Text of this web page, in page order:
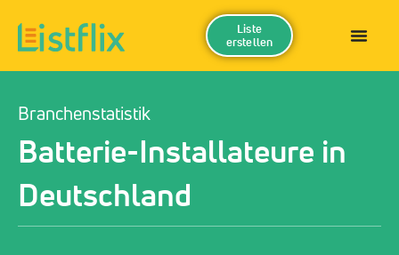
Liste
erstellen
Branchenstatistik
Batterie-Installateure in
Deutschland